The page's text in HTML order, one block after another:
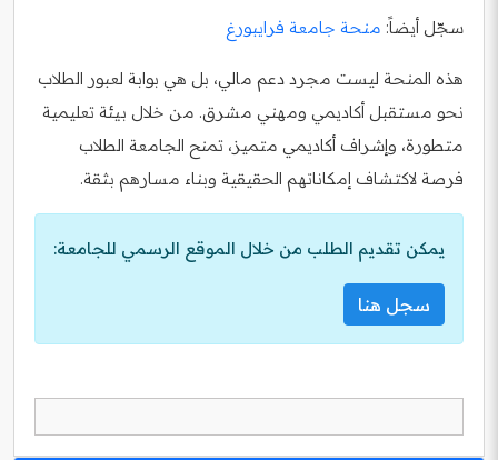
سجّل أيضاً: منحة جامعة فرايبورغ
هذه المنحة ليست مجرد دعم مالي، بل هي بوابة لعبور الطلاب
نحو مستقبل أكاديمي ومهني مشرق. من خلال بيئة تعليمية
متطورة، وإشراف أكاديمي متميز، تمنح الجامعة الطلاب
فرصة لاكتشاف إمكاناتهم الحقيقية وبناء مسارهم بثقة.
يمكن تقديم الطلب من خلال الموقع الرسمي للجامعة:
سجل هنا